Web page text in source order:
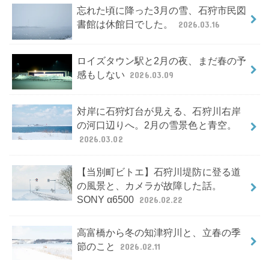
忘れた頃に降った3月の雪、石狩市民図
書館は休館日でした。
2026.03.16
ロイズタウン駅と2月の夜、まだ春の予
感もしない 2026.03.09
対岸に石狩灯台が見える、石狩川右岸
の河口辺りへ。2月の雪景色と青空。
2026.03.02
【当別町ビトエ】石狩川堤防に登る道
の風景と、カメラが故障した話。
SONY α6500 2026.02.22
高富橋から冬の知津狩川と、立春の季
節のこと
2026.02.11